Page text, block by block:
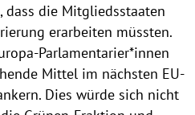
dass die Mitgliedsstaaten
erarbeiten müssten.
Parlamentarier*innen
Mittel im nächsten EU-
Dies würde sich nicht